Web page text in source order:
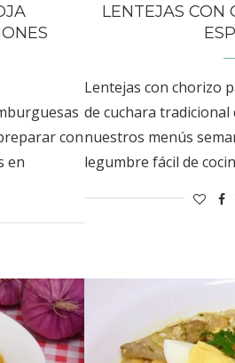
con
en
LENTEJAS CON
Lentejas con chorizo
de cuchara
nuestros menús
legumbre fácil de